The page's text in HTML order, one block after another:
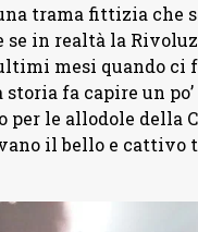
trama fittizia che
se in realtà la
mesi quando ci
fa capire un
le allodole della
il bello e cattivo